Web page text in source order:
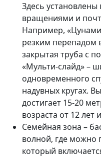
Здесь установлены
вращениями и
Например,
резким перепадом
закрытая труба с
«Мульти-слайд» –
одновременного
надувных кругах.
достигает 15-20
возраста от 12 лет
Семейная зона –
волной, где можно
который